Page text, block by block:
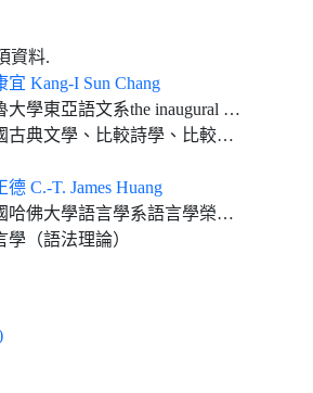
資料.
宜 Kang-I Sun Chang
東亞語文系the inaugural Malcolm G. Chace '56 榮休講座教授
文學、比較詩學、比較文化評論、文化理論、美國性別研究
德 C.-T. James Huang
佛大學語言學系語言學榮休教授
學（語法理論）